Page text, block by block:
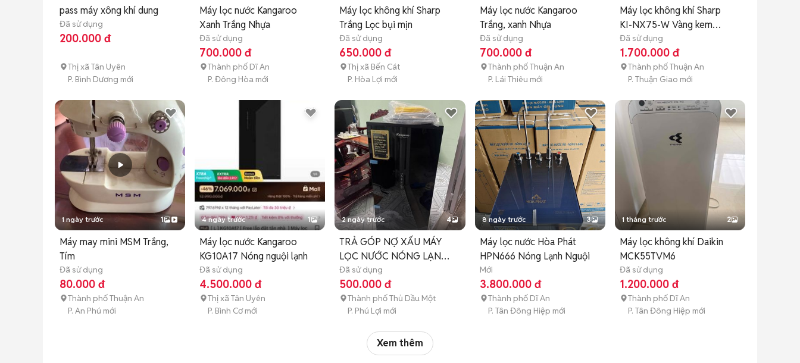
pass máy xông khí dung
Đã sử dụng
200.000 đ
Thị xã Tân Uyên
P. Bình Dương mới
Máy lọc nước Kangaroo
Xanh Trắng Nhựa
Đã sử dụng
700.000 đ
Thành phố Dĩ An
P. Đông Hòa mới
Máy lọc không khí Sharp
Trắng Lọc bụi mịn
Đã sử dụng
650.000 đ
Thị xã Bến Cát
P. Hòa Lợi mới
Máy lọc nước Kangaroo
Trắng, xanh Nhựa
Đã sử dụng
700.000 đ
Thành phố Thuận An
P. Lái Thiêu mới
Máy lọc không khí Sharp
KI-NX75-W Vàng kem
2022
Đã sử dụng
1.700.000 đ
Thành phố Thuận An
P. Thuận Giao mới
1 ngày trước 1
Máy may mini MSM Trắng,
Tím
Đã sử dụng
80.000 đ
Thành phố Thuận An
P. An Phú mới
4 ngày trước 1
Máy lọc nước Kangaroo
KG10A17 Nóng nguội lạnh
Đã sử dụng
4.500.000 đ
Thị xã Tân Uyên
P. Bình Cơ mới
2 ngày trước 4
TRẢ GÓP NỢ XẤU MÁY
LỌC NƯỚC NÓNG LẠNH
KANGAROO
Đã sử dụng
500.000 đ
Thành phố Thủ Dầu Một
P. Phú Lợi mới
8 ngày trước 3
Máy lọc nước Hòa Phát
HPN666 Nóng Lạnh Nguội
Mới
3.800.000 đ
Thành phố Dĩ An
P. Tân Đông Hiệp mới
1 tháng trước 2
Máy lọc không khí Daikin
MCK55TVM6
Đã sử dụng
1.200.000 đ
Thành phố Dĩ An
P. Tân Đông Hiệp mới
Xem thêm